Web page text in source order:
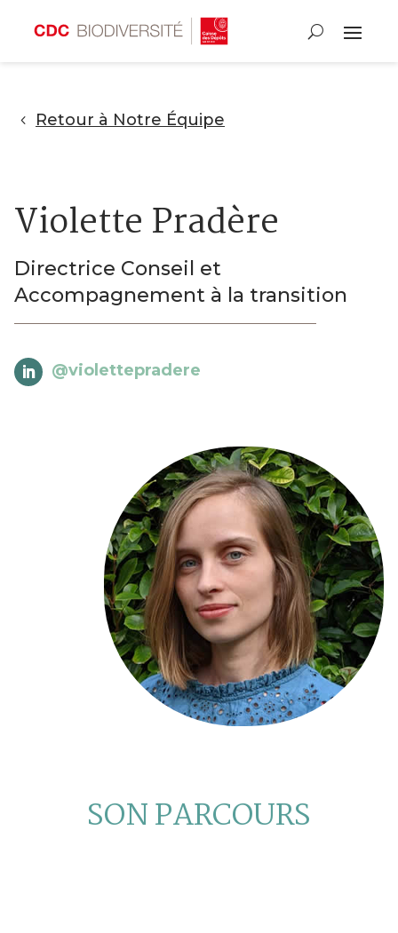
Retour à Notre Équipe
Violette Pradère
Directrice Conseil et
Accompagnement à la transition
@violettepradere
SON PARCOURS